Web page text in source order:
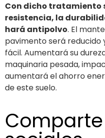
Con dicho tratamiento
resistencia, la
hará antipolvo. El
pavimento será reducido
fácil. Aumentará su
maquinaria pesada,
aumentará el ahorro
de este suelo.